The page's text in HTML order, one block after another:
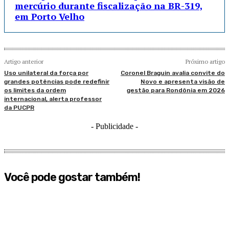
mercúrio durante fiscalização na BR-319,
em Porto Velho
Artigo anterior
Uso unilateral da força por
grandes potências pode redefinir
os limites da ordem
internacional, alerta professor
da PUCPR
Próximo artigo
Coronel Braguin avalia convite do
Novo e apresenta visão de
gestão para Rondônia em 2026
- Publicidade -
Você pode gostar também!